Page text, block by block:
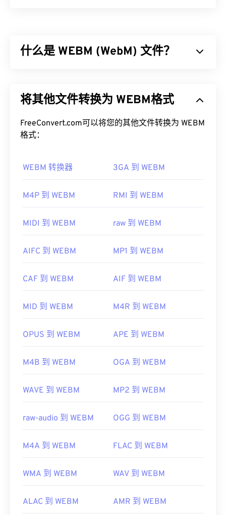
管理和存储的文件。它也是互联网流媒体（例如
如何打开 MP4 文件？
MP4 文件会在操作系统的默认视频播放器中打开。
只需双击文件即可打开。无需第三方软件。在 ​​
在某些设备上，尤其是移动设备，打开此文件类型可
因此，如果打开文件时出现问题，通常意味着容器中
兼容。要解决此问题，请尝试使用VLC 媒体播放
开发者： 运动图像专家组 (MPEG)
有用的链接：
https://mpeg.chiariglione.org/standards/mpeg-
什么是 WEBM (WebM) 文件？
它支持章节、字幕、副标题、元数据标签、流媒体、
WEBM 使用VP8或VP9编解码器压缩视频流，使用
Vorbis
如何打开 WEBM 文件？
上打开 WEBM 文件。其他适合打开 WEBM 的播放器
和适用于 Mac OS X 操作系统的Elmedia
独安装编解码器 。不过，大多数浏览器都支持
开发者： Google
CoreCodec, Inc。
有用的链接：
https://en.wikipedia.org/wiki/WebM
将其他文件转换为 WEBM格式
FreeConvert.com可以将您的其他文件转换为 WEBM
格式：
WEBM 转换器 3GA 到 WEBM
M4P 到 WEBM RMI 到 WEBM
MIDI 到 WEBM raw 到 WEBM
AIFC 到 WEBM MP1 到 WEBM
CAF 到 WEBM AIF 到 WEBM
MID 到 WEBM M4R 到 WEBM
OPUS 到 WEBM APE 到 WEBM
M4B 到 WEBM OGA 到 WEBM
WAVE 到 WEBM MP2 到 WEBM
raw-audio 到 WEBM OGG 到 WEBM
M4A 到 WEBM FLAC 到 WEBM
WMA 到 WEBM WAV 到 WEBM
ALAC 到 WEBM AMR 到 WEBM